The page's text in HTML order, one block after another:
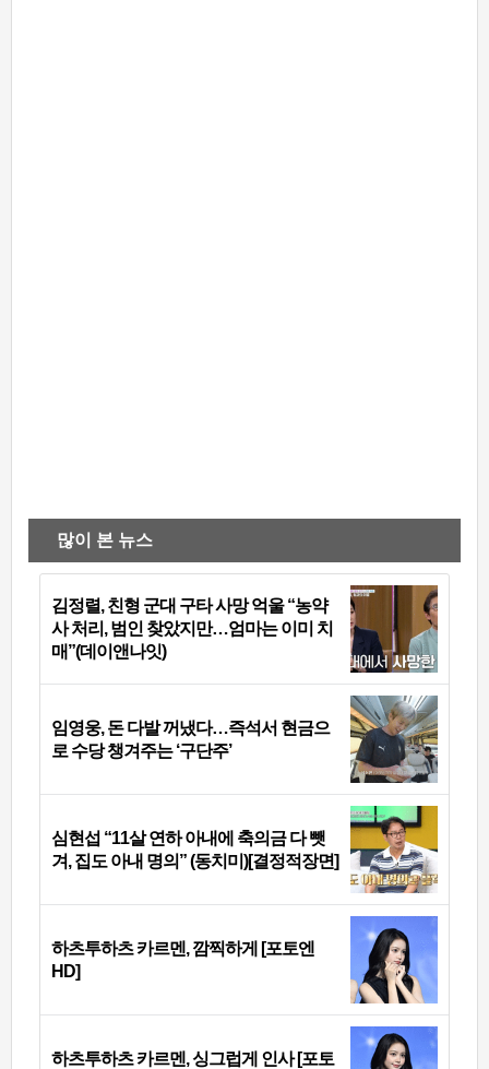
많이 본 뉴스
김정렬, 친형 군대 구타 사망 억울 “농약
사 처리, 범인 찾았지만…엄마는 이미 치
매”(데이앤나잇)
임영웅, 돈 다발 꺼냈다…즉석서 현금으
로 수당 챙겨주는 ‘구단주’
심현섭 “11살 연하 아내에 축의금 다 뺏
겨, 집도 아내 명의” (동치미)[결정적장면]
하츠투하츠 카르멘, 깜찍하게 [포토엔
HD]
하츠투하츠 카르멘, 싱그럽게 인사 [포토